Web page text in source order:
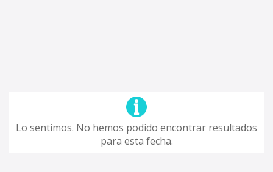
Lo sentimos. No hemos podido encontrar resultados
para esta fecha.